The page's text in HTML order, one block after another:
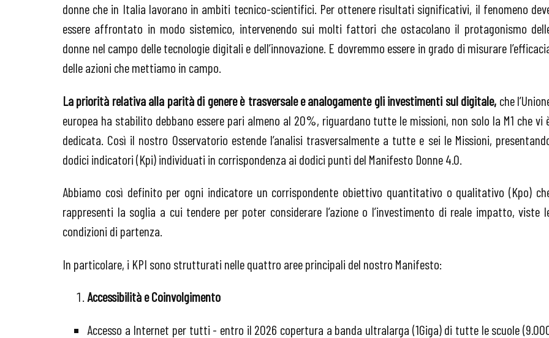
donne che in Italia lavorano in ambiti tecnico-scientifici. Per ottenere risultati significativi, il fenomeno
essere affrontato in modo sistemico, intervenendo sui molti fattori che ostacolano il protagonismo
donne nel campo delle tecnologie digitali e dell’innovazione. E dovremmo essere in grado di misurare
delle azioni che mettiamo in campo.
La priorità relativa alla parità di genere è trasversale e analogamente gli investimenti sul digitale, che
europea ha stabilito debbano essere pari almeno al 20%, riguardano tutte le missioni, non solo la M1 che vi
dedicata. Così il nostro Osservatorio estende l’analisi trasversalmente a tutte e sei le Missioni,
dodici indicatori (Kpi) individuati in corrispondenza ai dodici punti del Manifesto Donne 4.0.
Abbiamo così definito per ogni indicatore un corrispondente obiettivo quantitativo o qualitativo (Kpo)
rappresenti la soglia a cui tendere per poter considerare l’azione o l’investimento di reale impatto, viste
condizioni di partenza.
In particolare, i KPI sono strutturati nelle quattro aree principali del nostro Manifesto:
Accessibilità e Coinvolgimento
Accesso a Internet per tutti - entro il 2026 copertura a banda ultralarga (1Giga) di tutte le scuole